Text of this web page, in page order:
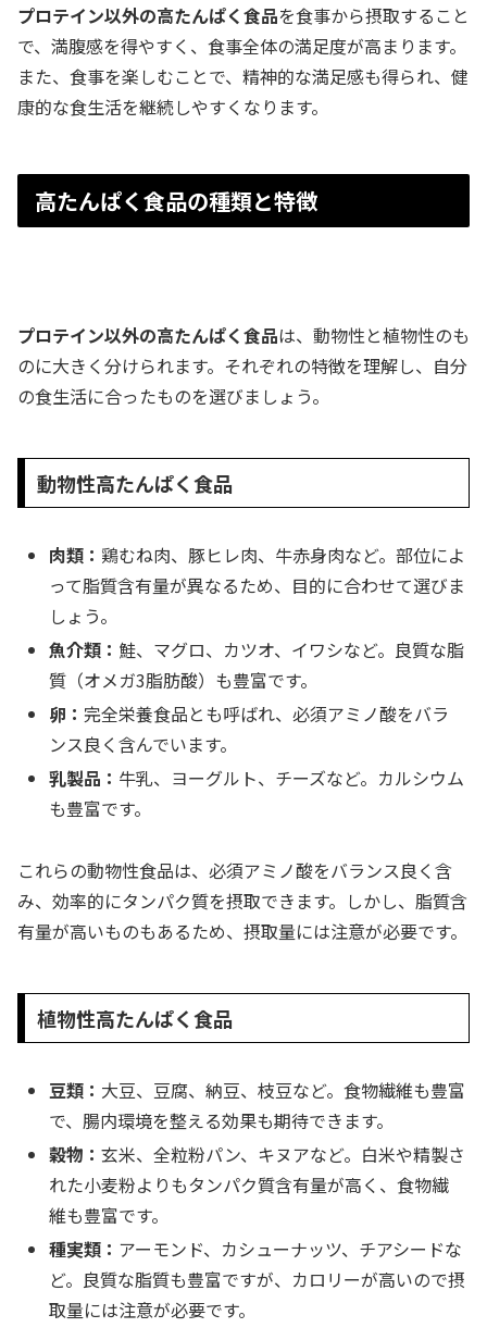
プロテイン以外の高たんぱく食品を食事から摂取すること
で、満腹感を得やすく、食事全体の満足度が高まります。
また、食事を楽しむことで、精神的な満足感も得られ、健
康的な食生活を継続しやすくなります。
高たんぱく食品の種類と特徴
プロテイン以外の高たんぱく食品は、動物性と植物性のも
のに大きく分けられます。それぞれの特徴を理解し、自分
の食生活に合ったものを選びましょう。
動物性高たんぱく食品
肉類： 鶏むね肉、豚ヒレ肉、牛赤身肉など。部位によ
って脂質含有量が異なるため、目的に合わせて選びま
しょう。
魚介類： 鮭、マグロ、カツオ、イワシなど。良質な脂
質（オメガ3脂肪酸）も豊富です。
卵： 完全栄養食品とも呼ばれ、必須アミノ酸をバラ
ンス良く含んでいます。
乳製品： 牛乳、ヨーグルト、チーズなど。カルシウム
も豊富です。
これらの動物性食品は、必須アミノ酸をバランス良く含
み、効率的にタンパク質を摂取できます。しかし、脂質含
有量が高いものもあるため、摂取量には注意が必要です。
植物性高たんぱく食品
豆類： 大豆、豆腐、納豆、枝豆など。食物繊維も豊富
で、腸内環境を整える効果も期待できます。
穀物：玄米、全粒粉パン、キヌアなど。白米や精製さ
れた小麦粉よりもタンパク質含有量が高く、食物繊
維も豊富です。
種実類： アーモンド、カシューナッツ、チアシードな
ど。良質な脂質も豊富ですが、カロリーが高いので摂
取量には注意が必要です。